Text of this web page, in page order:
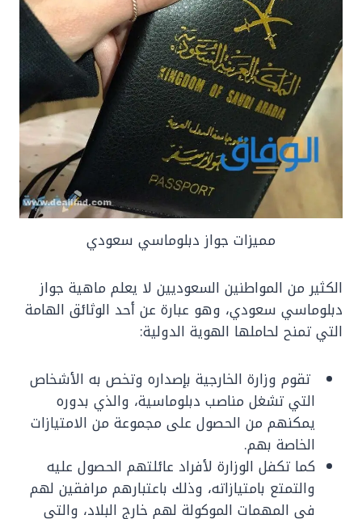
مميزات جواز دبلوماسي سعودي
الكثير من المواطنين السعوديين لا يعلم ماهية جواز
دبلوماسي سعودي، وهو عبارة عن أحد الوثائق الهامة
التي تمنح لحاملها الهوية الدولية:
تقوم وزارة الخارجية بإصداره وتخص به الأشخاص
التي تشغل مناصب دبلوماسية، والذي بدوره
يمكنهم من الحصول على مجموعة من الامتيازات
الخاصة بهم.
كما تكفل الوزارة لأفراد عائلتهم الحصول عليه
والتمتع بامتيازاته، وذلك باعتبارهم مرافقين لهم
في المهمات الموكولة لهم خارج البلاد، والتي